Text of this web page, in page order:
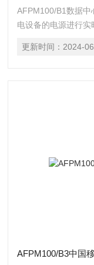
AFPM100/B1数据中
电设备的电源进行
统；一旦火灾发生
更新时间： 2024-
AFPM100/B3中国